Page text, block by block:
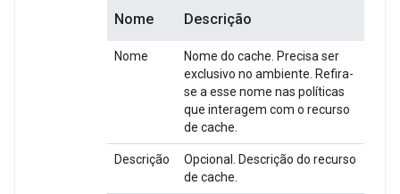
Nome Descrição
Nome
Nome do cache. Precisa ser
exclusivo no ambiente. Refira-
se a esse nome nas políticas
que interagem com o recurso
de cache.
Descrição
Opcional. Descrição do recurso
de cache.